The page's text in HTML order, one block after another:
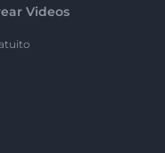
Videos